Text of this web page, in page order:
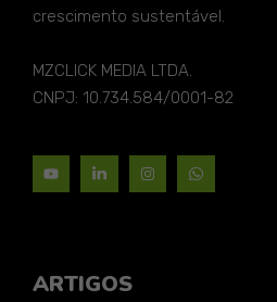
crescimento sustentável.
MZCLICK MEDIA LTDA.
CNPJ: 10.734.584/0001-82
ARTIGOS